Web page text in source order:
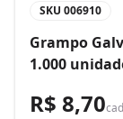
SKU 006910
Grampo
1.000
R$ 8,70